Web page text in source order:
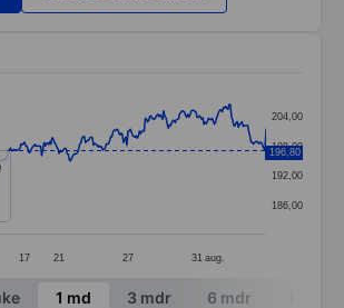
331 data points.
1 X axis displaying categories.
1 Y axis displaying values. Data ranges
17 21 27 31 aug.
186,00
192,00
198,00
204,00
196,80
chart.
1 md 3 mdr 6 mdr